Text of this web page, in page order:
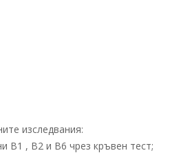
изследвания:
B1 , B2 и B6 чрез кръвен тест;